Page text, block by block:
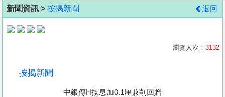
地
產
新聞資訊 > 按揭新聞 返回
瀏覽人次： 3132
按揭新聞
中銀傳H按息加0.1厘兼削回贈